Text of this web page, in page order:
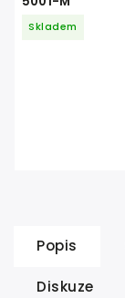
Skladem
Popis
Diskuze